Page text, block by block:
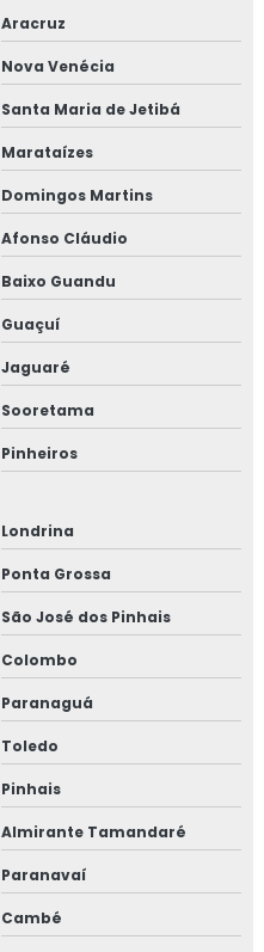
Aracruz
Nova Venécia
Santa Maria de Jetibá
Marataízes
Domingos Martins
Afonso Cláudio
Baixo Guandu
Guaçuí
Jaguaré
Sooretama
Pinheiros
Londrina
Ponta Grossa
São José dos Pinhais
Colombo
Paranaguá
Toledo
Pinhais
Almirante Tamandaré
Paranavaí
Cambé